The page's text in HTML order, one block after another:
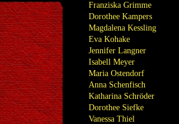
Franziska Grimme
Dorothee Kampers
Magdalena Kessling
Eva Kohake
Jennifer Langner
Isabell Meyer
Maria Ostendorf
Anna Schenfisch
Katharina Schröder
Dorothee Siefke
Vanessa Thiel